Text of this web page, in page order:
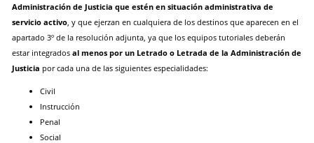
Administración de Justicia que estén en situación administrativa de
servicio activo, y que ejerzan en cualquiera de los destinos que aparecen en el
apartado 3º de la resolución adjunta, ya que los equipos tutoriales deberán
estar integrados al menos por un Letrado o Letrada de la Administración de
Justicia por cada una de las siguientes especialidades:
Civil
Instrucción
Penal
Social